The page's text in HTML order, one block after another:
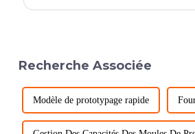
Recherche Associée
Modèle de prototypage rapide